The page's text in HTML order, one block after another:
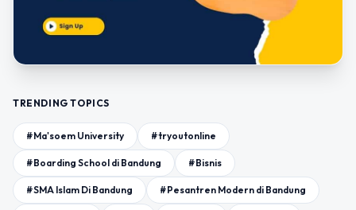
TRENDING TOPICS
#Ma'soem University #tryoutonline
#Boarding School di Bandung #Bisnis
#SMA Islam Di Bandung #Pesantren Modern di Bandung